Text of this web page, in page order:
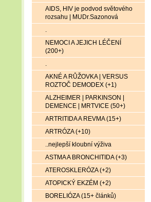
AIDS, HIV je podvod světového
rozsahu | MUDr.Sazonová
.
NEMOCI A JEJICH LÉČENÍ
(200+)
.
AKNÉ A RŮŽOVKA | VERSUS
ROZTOČ DEMODEX (+1)
ALZHEIMER | PARKINSON |
DEMENCE | MRTVICE (50+)
ARTRITIDA A REVMA (15+)
ARTRÓZA (+10)
..nejlepší kloubní výživa
ASTMA A BRONCHITIDA (+3)
ATEROSKLERÓZA (+2)
ATOPICKÝ EKZÉM (+2)
BORELIÓZA (15+ článků)